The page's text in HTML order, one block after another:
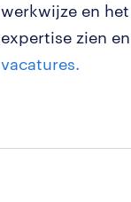
werkwijze en
expertise zien
vacatures.